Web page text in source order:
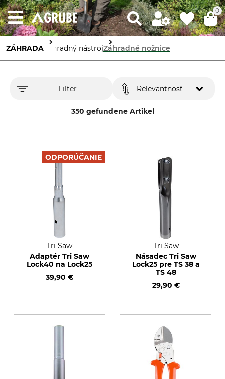
0
ZÁHRADA Záhradný nástrojZáhradné nožnice
Filter
350 gefundene Artikel
Relevantnosť
ODPORÚČANIE
Tri Saw
Adaptér Tri Saw
Lock40 na Lock25
39,90 €
Tri Saw
Násadec Tri Saw
Lock25 pre TS 38 a
TS 48
29,90 €